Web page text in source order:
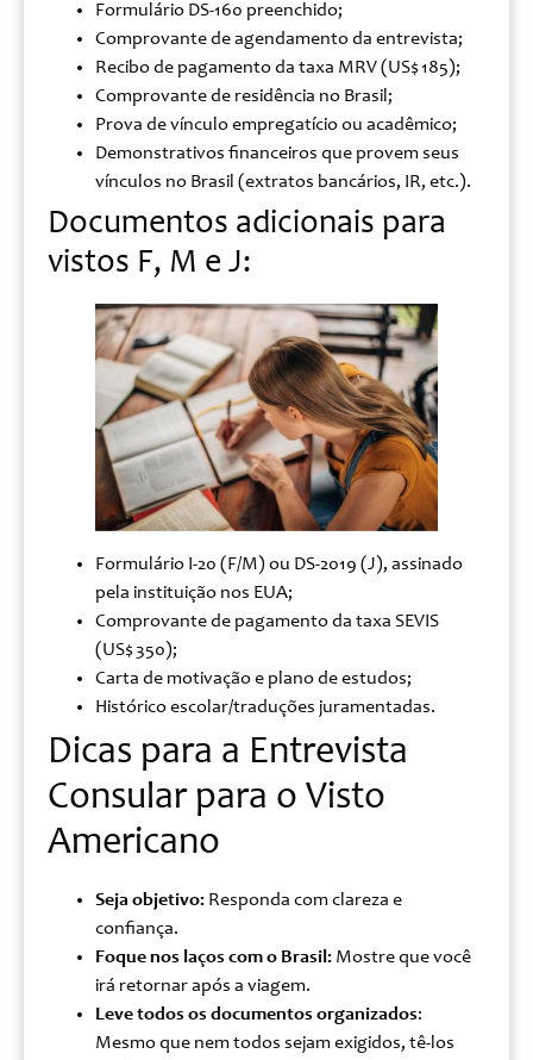
Formulário DS‑160 preenchido;
Comprovante de agendamento da entrevista;
Recibo de pagamento da taxa MRV (US$ 185);
Comprovante de residência no Brasil;
Prova de vínculo empregatício ou acadêmico;
Demonstrativos financeiros que provem seus
vínculos no Brasil (extratos bancários, IR, etc.).
Documentos adicionais para
vistos F, M e J:
Formulário I‑20 (F/M) ou DS‑2019 (J), assinado
pela instituição nos EUA;
Comprovante de pagamento da taxa SEVIS
(US$ 350);
Carta de motivação e plano de estudos;
Histórico escolar/traduções juramentadas.
Dicas para a Entrevista
Consular para o Visto
Americano
Seja objetivo: Responda com clareza e
confiança.
Foque nos laços com o Brasil: Mostre que você
irá retornar após a viagem.
Leve todos os documentos organizados:
Mesmo que nem todos sejam exigidos, tê-los